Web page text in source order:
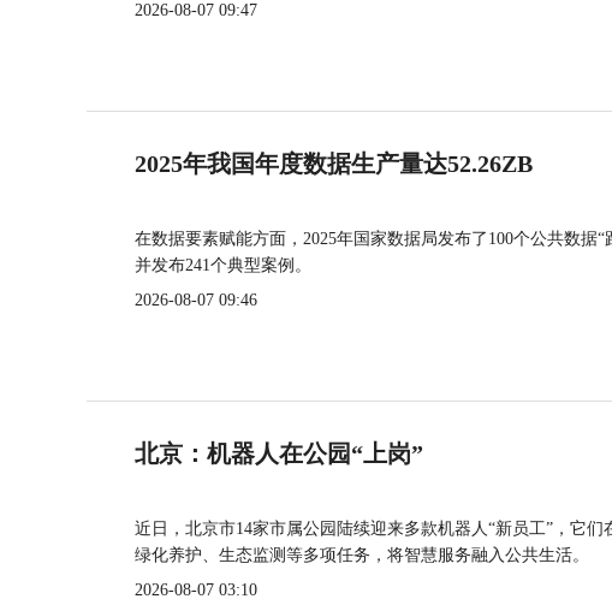
2026-08-07 09:47
2025年我国年度数据生产量达52.26ZB
在数据要素赋能方面，2025年国家数据局发布了100个公共数据
并发布241个典型案例。
2026-08-07 09:46
北京：机器人在公园“上岗”
近日，北京市14家市属公园陆续迎来多款机器人“新员工”，它
绿化养护、生态监测等多项任务，将智慧服务融入公共生活。
2026-08-07 03:10